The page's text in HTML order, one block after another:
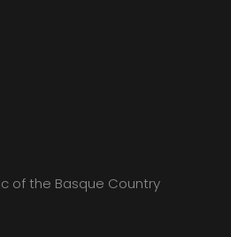
of the Basque Country